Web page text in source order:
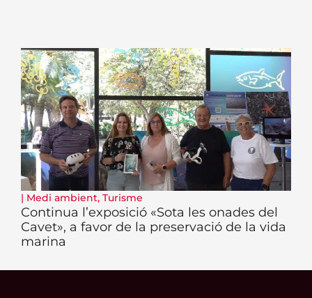
| Medi ambient, Turisme
Continua l’exposició «Sota les onades del
Cavet», a favor de la preservació de la vida
marina